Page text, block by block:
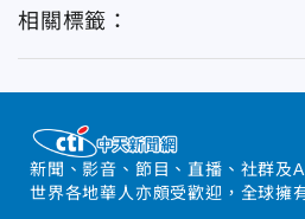
相關標籤：
新聞、影音、節目、直播、社群及
世界各地華人亦頗受歡迎，全球擁